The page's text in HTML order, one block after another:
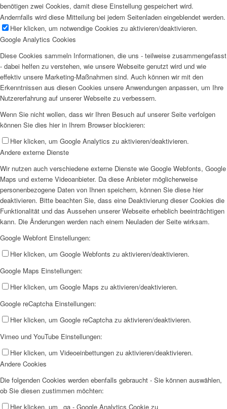
Weiterlesen
31. DEZEMBER
Weiterlesen
30. DEZEMBER
Weiterlesen
29. DEZEMBER
28. DEZEMBER
Weiterlesen
27. DEZEMBER
Weiterlesen
26. DEZEMBER
Weiterlesen
25. DEZEMBER
24. DEZEMBER
Weiterlesen
23. DEZEMBER
22. DEZEMBER
21. DEZEMBER
Weiterlesen
20. DEZEMBER
benötigen zwei Cookies, damit diese Einstellung gespeichert wird.
Andernfalls wird diese Mitteilung bei jedem Seitenladen eingeblendet werden.
Hier klicken, um notwendige Cookies zu aktivieren/deaktivieren.
Google Analytics Cookies
Diese Cookies sammeln Informationen, die uns - teilweise zusammengefasst
- dabei helfen zu verstehen, wie unsere Webseite genutzt wird und wie
effektiv unsere Marketing-Maßnahmen sind. Auch können wir mit den
Erkenntnissen aus diesen Cookies unsere Anwendungen anpassen, um Ihre
Nutzererfahrung auf unserer Webseite zu verbessern.
Wenn Sie nicht wollen, dass wir Ihren Besuch auf unserer Seite verfolgen
können Sie dies hier in Ihrem Browser blockieren:
Hier klicken, um Google Analytics zu aktivieren/deaktivieren.
Andere externe Dienste
Wir nutzen auch verschiedene externe Dienste wie Google Webfonts, Google
Maps und externe Videoanbieter. Da diese Anbieter möglicherweise
personenbezogene Daten von Ihnen speichern, können Sie diese hier
deaktivieren. Bitte beachten Sie, dass eine Deaktivierung dieser Cookies die
Funktionalität und das Aussehen unserer Webseite erheblich beeinträchtigen
kann. Die Änderungen werden nach einem Neuladen der Seite wirksam.
Google Webfont Einstellungen:
Hier klicken, um Google Webfonts zu aktivieren/deaktivieren.
Google Maps Einstellungen:
Hier klicken, um Google Maps zu aktivieren/deaktivieren.
Google reCaptcha Einstellungen:
Hier klicken, um Google reCaptcha zu aktivieren/deaktivieren.
Vimeo und YouTube Einstellungen:
Hier klicken, um Videoeinbettungen zu aktivieren/deaktivieren.
Andere Cookies
Die folgenden Cookies werden ebenfalls gebraucht - Sie können auswählen,
ob Sie diesen zustimmen möchten:
Hier klicken, um _ga - Google Analytics Cookie zu